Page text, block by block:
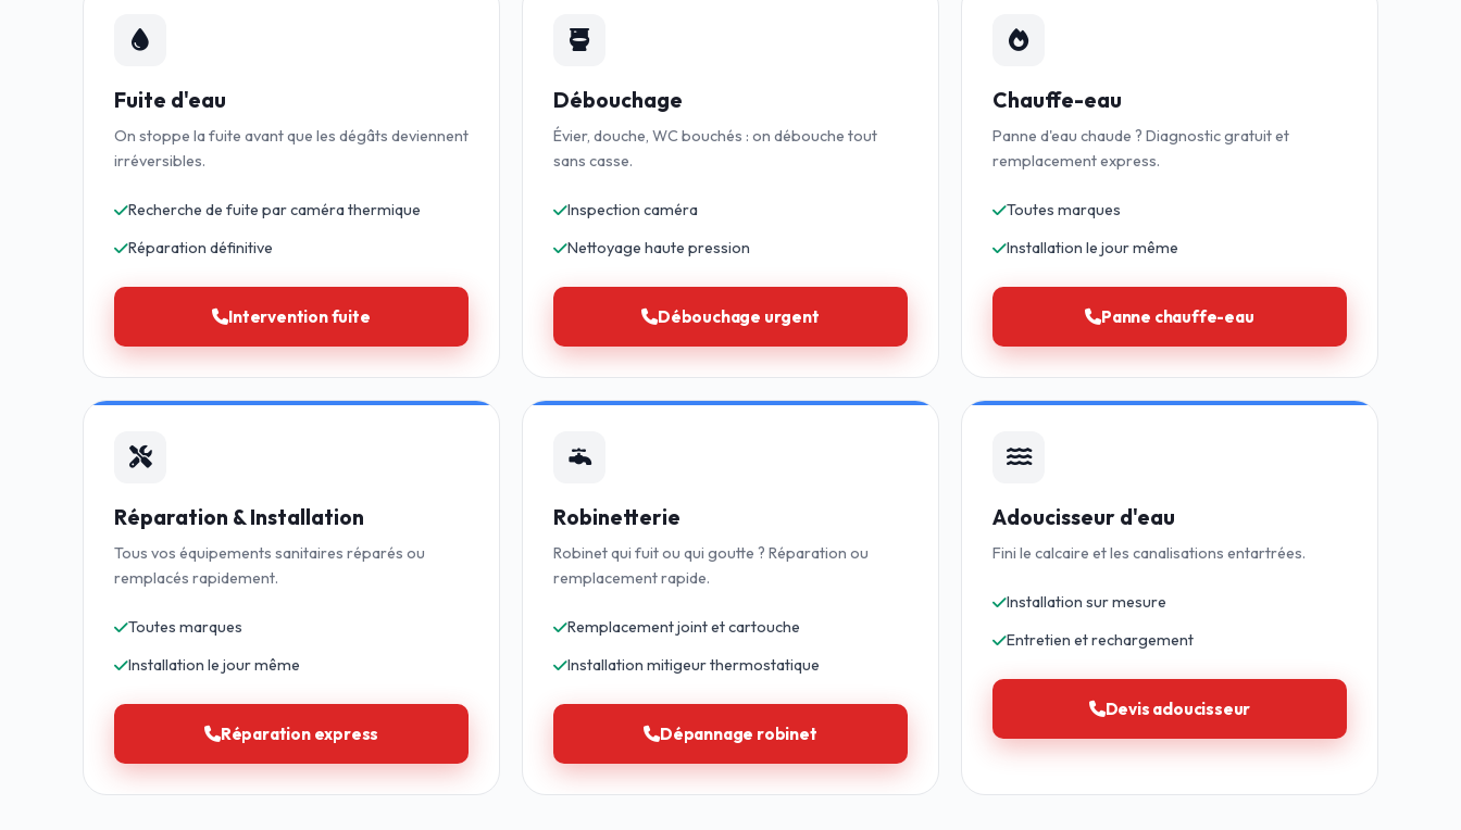
Fuite d'eau
On stoppe la fuite avant que les dégâts deviennent
irréversibles.
Recherche de fuite par caméra thermique
Réparation définitive
Intervention fuite
Débouchage
Évier, douche, WC bouchés : on débouche tout
sans casse.
Inspection caméra
Nettoyage haute pression
Débouchage urgent
Chauffe-eau
Panne d'eau chaude ? Diagnostic gratuit et
remplacement express.
Toutes marques
Installation le jour même
Panne chauffe-eau
Réparation & Installation
Tous vos équipements sanitaires réparés ou
remplacés rapidement.
Toutes marques
Installation le jour même
Réparation express
Robinetterie
Robinet qui fuit ou qui goutte ? Réparation ou
remplacement rapide.
Remplacement joint et cartouche
Installation mitigeur thermostatique
Dépannage robinet
Adoucisseur d'eau
Fini le calcaire et les canalisations entartrées.
Installation sur mesure
Entretien et rechargement
Devis adoucisseur